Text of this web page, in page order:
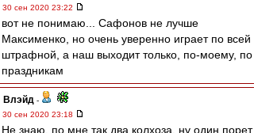
30 сен 2020 23:22
вот не понимаю... Сафонов не лучше
Максименко, но очень уверенно играет по всей
штрафной, а наш выходит только, по-моему, по
праздникам
Влэйд -
30 сен 2020 23:18
Не знаю, по мне так два колхоза, ну один порет